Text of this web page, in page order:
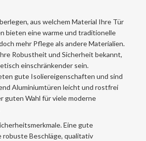
aus welchem Material Ihre Tür
bieten eine warme und traditionelle
mehr Pflege als andere Materialien.
Robustheit und Sicherheit bekannt,
einschränkender sein.
gute Isoliereigenschaften und sind
Aluminiumtüren leicht und rostfrei
guten Wahl für viele moderne
Eine gute
Beschläge, qualitativ